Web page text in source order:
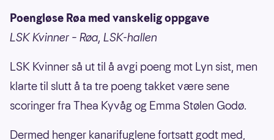
Poengløse Røa med vanskelig oppgave
LSK Kvinner – Røa, LSK-hallen
LSK Kvinner så ut til å avgi poeng mot Lyn sist, men
klarte til slutt å ta tre poeng takket være sene
scoringer fra Thea Kyvåg og Emma Stølen Godø.
Dermed henger kanarifuglene fortsatt godt med,